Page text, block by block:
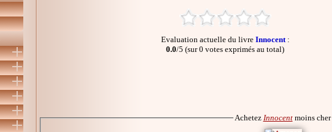
Evaluation actuelle du livre Innocent:
0.0/5 (sur 0 votes exprimés au total)
Achetez Innocentmoins cher